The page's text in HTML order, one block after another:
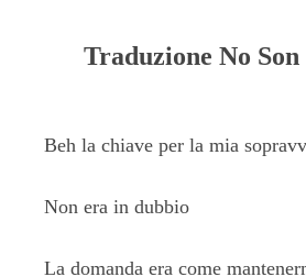
Traduzione No
Beh la chiave per la mia
Non era in dubbio
La domanda era come